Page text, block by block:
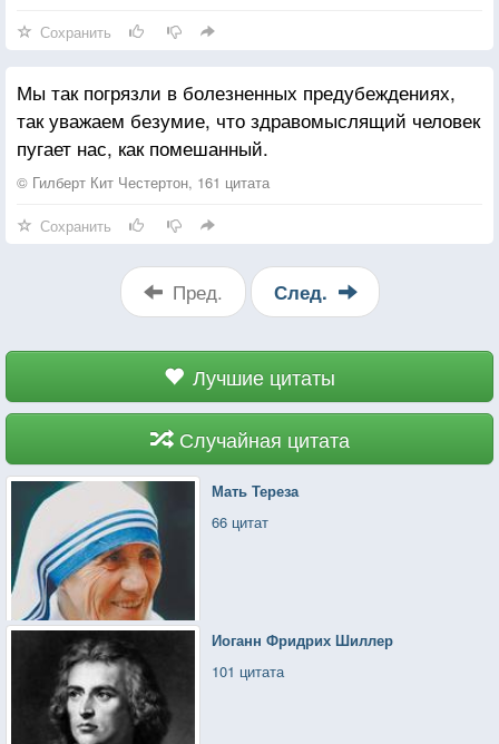
Дрожит свеча
И гордость и предубеждение
Всё не сейчас.
Сохранить
Мы так погрязли в болезненных предубеждениях,
так уважаем безумие, что здравомыслящий человек
пугает нас, как помешанный.
© Гилберт Кит Честертон, 161 цитата
Сохранить
Пред. След.
Лучшие цитаты
Случайная цитата
Мать Тереза
66 цитат
Иоганн Фридрих Шиллер
101 цитата